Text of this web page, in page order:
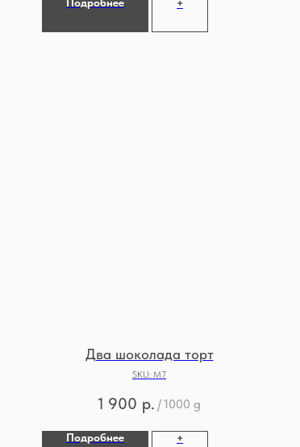
+
Два шоколада торт
SKU: М7
1 900 р. /1000 g
Подробнее +